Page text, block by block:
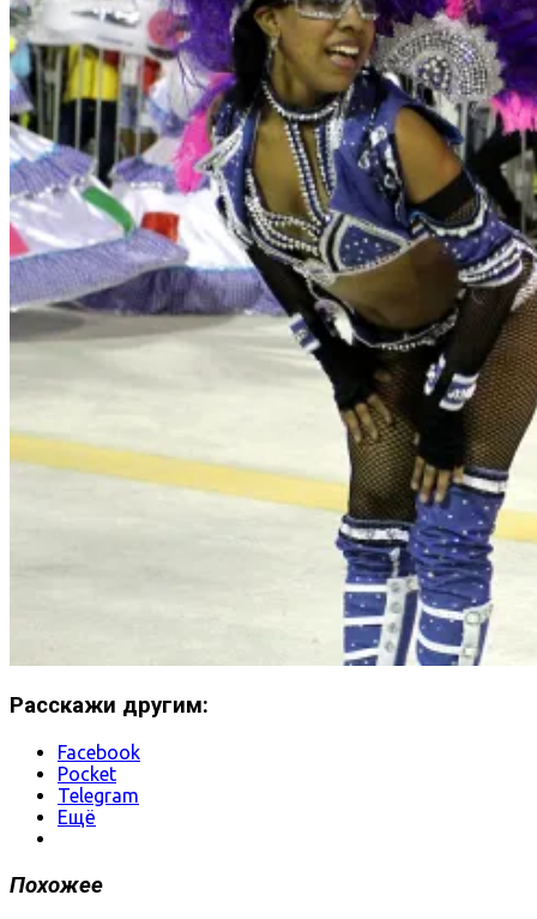
Расскажи другим:
Facebook
Pocket
Telegram
Ещё
Похожее